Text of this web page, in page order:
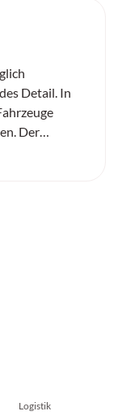
Detail. In
Der
Logistik